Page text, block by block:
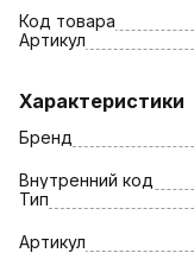
Код товара
Артикул
Характеристики
Бренд
Внутренний код
Тип
Артикул